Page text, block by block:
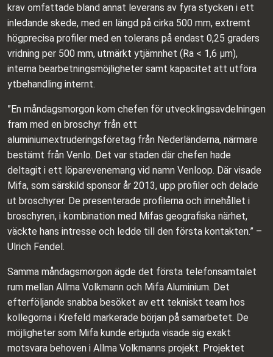
krav omfattade bland annat leverans av fyra stycken i ett
inledande skede, med en längd på cirka 500 mm, extremt
högprecisa profiler med en tolerans på endast 0,25 graders
vridning per 500 mm, utmärkt ytjämnhet (Ra < 1,6 µm),
interna bearbetningsmöjligheter samt kapacitet att utföra
ytbehandling internt.
”En måndagsmorgon kom chefen för utvecklingsavdelningen
fram med en broschyr från ett
aluminiumextruderingsföretag från Nederländerna, närmare
bestämt från Venlo. Det var staden där chefen hade
deltagit i ett löparevenemang vid namn Venloop. Där visade
Mifa, som särskild sponsor år 2013, upp profiler och delade
ut broschyrer. De presenterade profilerna och innehållet i
broschyren, i kombination med Mifas geografiska närhet,
väckte hans intresse och ledde till den första kontakten.” –
Ulrich Fendel.
Samma måndagsmorgon ägde det första telefonsamtalet
rum mellan Allma Volkmann och Mifa Aluminium. Det
efterföljande snabba besöket av ett tekniskt team hos
kollegorna i Krefeld markerade början på samarbetet. De
möjligheter som Mifa kunde erbjuda visade sig exakt
motsvara behoven i Allma Volkmanns projekt. Projektet